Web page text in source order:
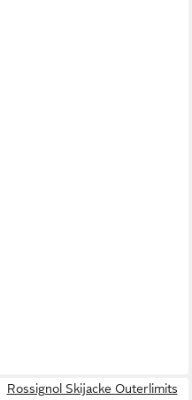
Rossignol Skijacke Outerlimits